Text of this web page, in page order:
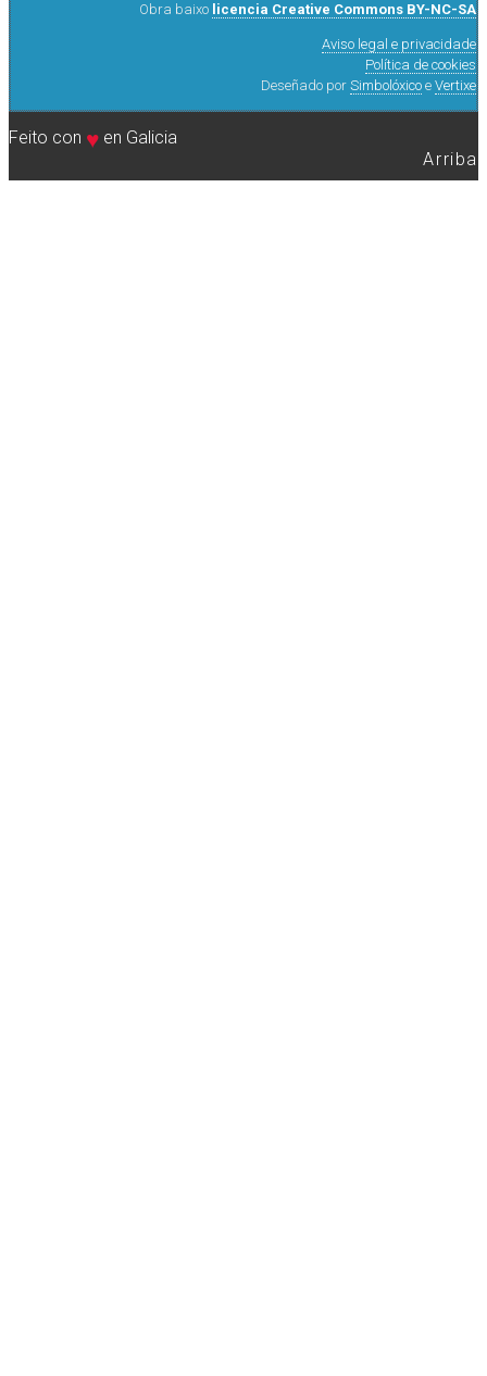
Obra baixo licencia Creative Commons BY-NC-SA
Aviso legal e privacidade
Política de cookies
Deseñado por Simbolóxico e Vertixe
Feito con ♥ en Galicia
Arriba